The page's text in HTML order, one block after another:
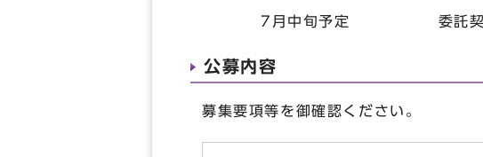
7月中旬予定 委託契約
公募内容
募集要項等を御確認ください。